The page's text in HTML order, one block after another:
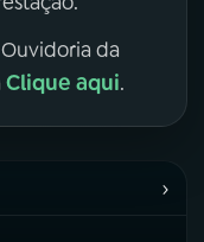
da
Clique aqui.
›